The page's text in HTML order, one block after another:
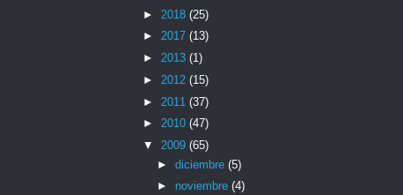
► 2018 (25)
► 2017 (13)
► 2013 (1)
► 2012 (15)
► 2011 (37)
► 2010 (47)
▼ 2009 (65)
► diciembre (5)
► noviembre (4)